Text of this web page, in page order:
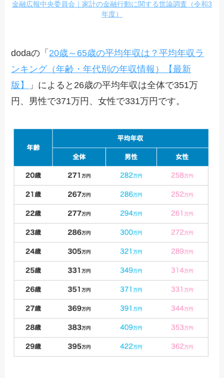
金融広報中央委員会｜家計の金融行動に関する世論調査（令和3
年度）
dodaの「 20歳～65歳の平均年収は？平均年収ラ
ンキング（年齢・年代別の年収情報）【最新
版】
」によると26歳の平均年収は全体で351万
円、男性で371万円、女性で331万円です。